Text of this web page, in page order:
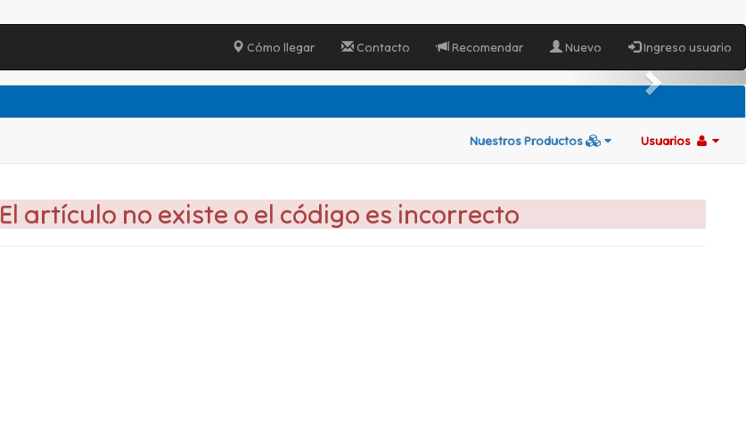
Cómo llegar Contacto Recomendar Nuevo Ingreso usuario
Nuestros Productos Usuarios
El artículo no existe o el código es incorrecto